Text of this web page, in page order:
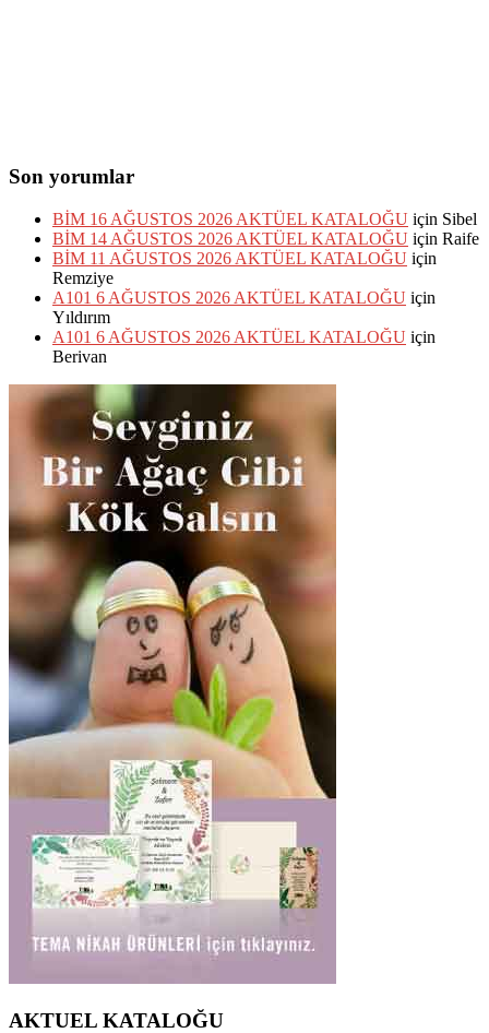
Son yorumlar
BİM 16 AĞUSTOS 2026 AKTÜEL KATALOĞU için Sibel
BİM 14 AĞUSTOS 2026 AKTÜEL KATALOĞU için Raife
BİM 11 AĞUSTOS 2026 AKTÜEL KATALOĞU için
Remziye
A101 6 AĞUSTOS 2026 AKTÜEL KATALOĞU için
Yıldırım
A101 6 AĞUSTOS 2026 AKTÜEL KATALOĞU için
Berivan
AKTUEL KATALOĞU